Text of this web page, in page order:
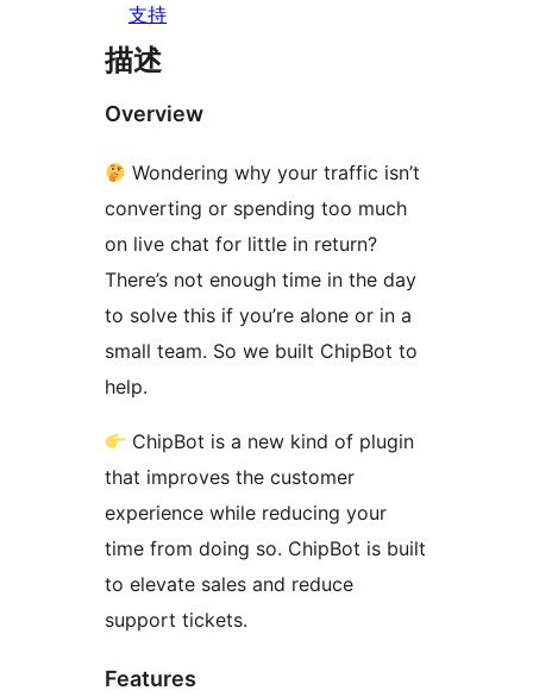
支持
描述
Overview
Wondering why your traffic isn’t
converting or spending too much
on live chat for little in return?
There’s not enough time in the day
to solve this if you’re alone or in a
small team. So we built ChipBot to
help.
ChipBot is a new kind of plugin
that improves the customer
experience while reducing your
time from doing so. ChipBot is built
to elevate sales and reduce
support tickets.
Features